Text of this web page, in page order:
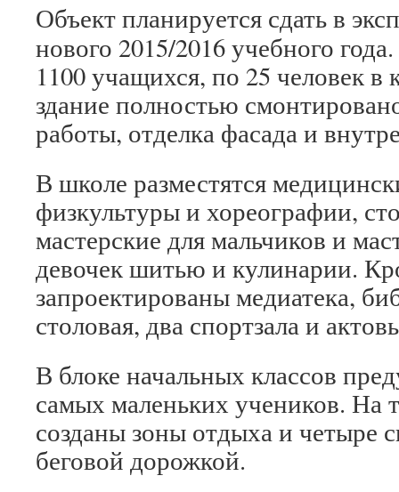
Объект планируется сдать в
нового 2015/2016 учебного
1100 учащихся, по 25 человек в
здание полностью
работы, отделка фасада и
В школе разместятся
физкультуры и хореографии,
мастерские для мальчиков и
девочек шитью и кулинарии.
запроектированы медиатека,
столовая, два спортзала и
В блоке начальных классов
самых маленьких учеников. На
созданы зоны отдыха и четыре
беговой дорожкой.